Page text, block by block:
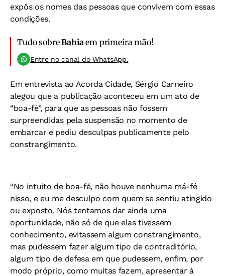
expôs os nomes das pessoas que convivem com essas
condições.
Tudo sobreBahia em primeira mão!
Entre no canal do WhatsApp.
Em entrevista ao Acorda Cidade, Sérgio Carneiro
alegou que a publicação aconteceu em um ato de
“boa-fé”, para que as pessoas não fossem
surpreendidas pela suspensão no momento de
embarcar e pediu desculpas publicamente pelo
constrangimento.
“No intuito de boa-fé, não houve nenhuma má-fé
nisso, e eu me desculpo com quem se sentiu atingido
ou exposto. Nós tentamos dar ainda uma
oportunidade, não só de que elas tivessem
conhecimento, evitassem algum constrangimento,
mas pudessem fazer algum tipo de contraditório,
algum tipo de defesa em que pudessem, enfim, por
modo próprio, como muitas fazem, apresentar à